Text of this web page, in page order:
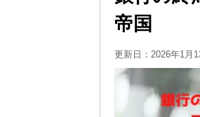
帝国
更新日： 2026年1月